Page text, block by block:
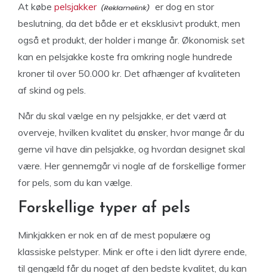
At købe pelsjakker
er dog en stor
beslutning, da det både er et eksklusivt produkt, men
også et produkt, der holder i mange år. Økonomisk set
kan en pelsjakke koste fra omkring nogle hundrede
kroner til over 50.000 kr. Det afhænger af kvaliteten
af skind og pels.
Når du skal vælge en ny pelsjakke, er det værd at
overveje, hvilken kvalitet du ønsker, hvor mange år du
gerne vil have din pelsjakke, og hvordan designet skal
være. Her gennemgår vi nogle af de forskellige former
for pels, som du kan vælge.
Forskellige typer af pels
Minkjakken er nok en af de mest populære og
klassiske pelstyper. Mink er ofte i den lidt dyrere ende,
til gengæld får du noget af den bedste kvalitet, du kan